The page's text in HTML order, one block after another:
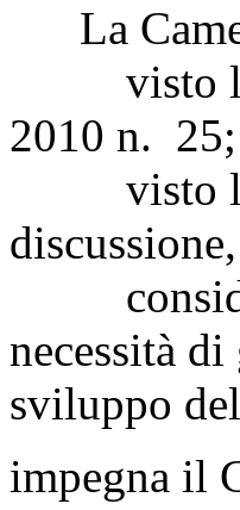
La
visto
2010 n. 25;
visto
discussione,
necessità
sviluppo
impegna il